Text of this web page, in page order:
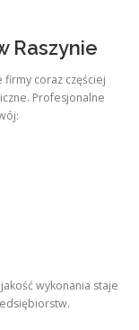
Raszynie
firmy coraz częściej
Profesjonalne
wykonania staje